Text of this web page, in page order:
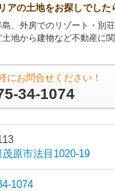
アの土地をお探しでした
、外房でのリゾート・別
土地から建物など不動産に
にお問合せください！
34-1074
原市法目1020-19
1074